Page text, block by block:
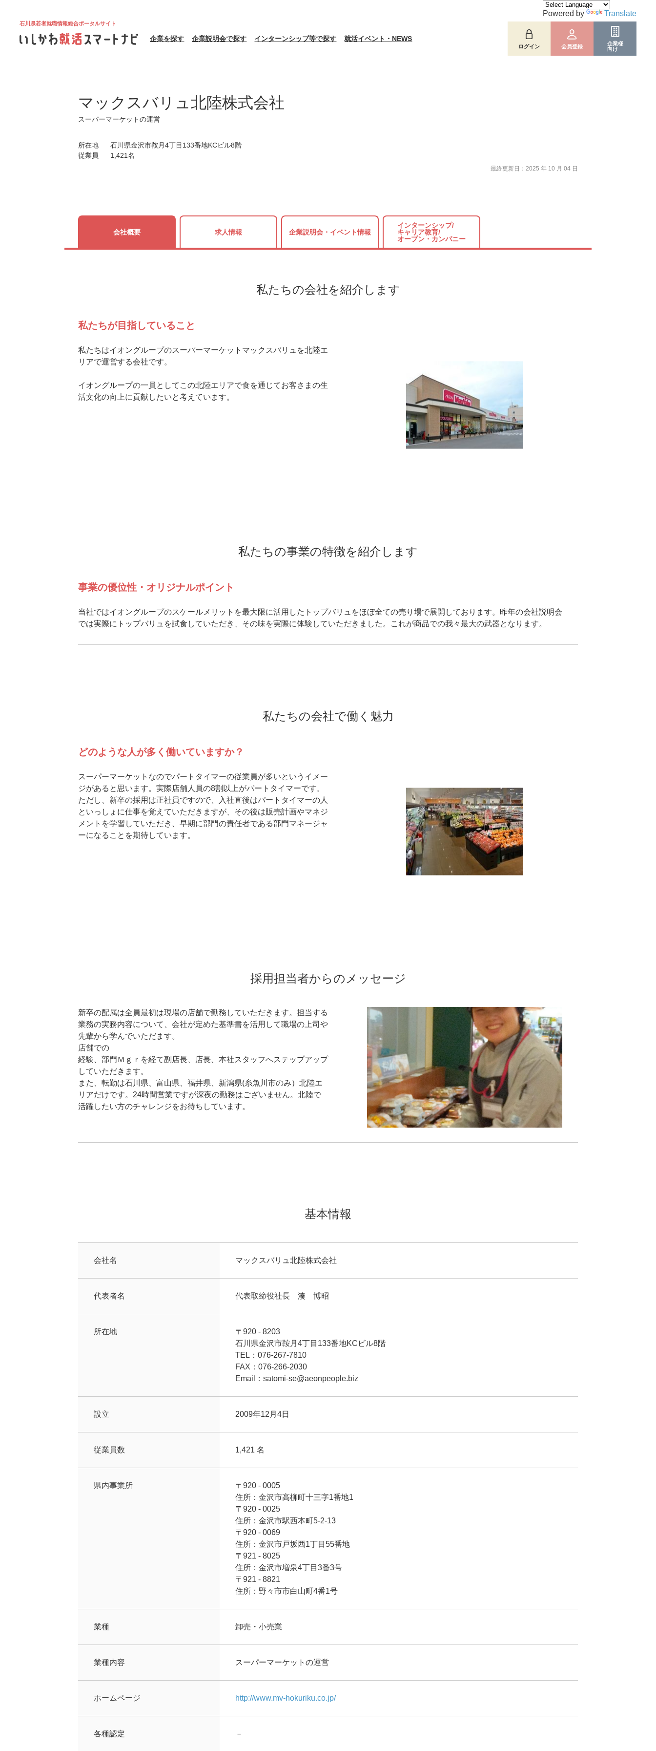
石川県若者就職情報総合ポータルサイト
企業を探す 企業説明会で探す インターンシップ等で探す 就活イベント・NEWS
ログイン 会員登録
企業様
向け
Powered by Translate
マックスバリュ北陸株式会社
スーパーマーケットの運営
所在地
石川県金沢市鞍月4丁目133番地KCビル8階
従業員
1,421名
最終更新日：2025 年 10 月 04 日
会社概要 求人情報 企業説明会・ イベント情報
インターンシップ/
キャリア教育/
オープン・カンパニー
私たちの会社を紹介します
私たちが目指していること
私たちはイオングループのスーパーマーケットマックスバリュを北陸エ
リアで運営する会社です。
イオングループの一員としてこの北陸エリアで食を通じてお客さまの生
活文化の向上に貢献したいと考えています。
私たちの事業の特徴を紹介します
事業の優位性・オリジナルポイント
当社ではイオングループのスケールメリットを最大限に活用したトップバリュをほぼ全ての売り場で展開しております。昨年の会社説明会
では実際にトップバリュを試食していただき、その味を実際に体験していただきました。これが商品での我々最大の武器となります。
私たちの会社で働く魅力
どのような人が多く働いていますか？
スーパーマーケットなのでパートタイマーの従業員が多いというイメー
ジがあると思います。実際店舗人員の8割以上がパートタイマーです。
ただし、新卒の採用は正社員ですので、入社直後はパートタイマーの人
といっしょに仕事を覚えていただきますが、その後は販売計画やマネジ
メントを学習していただき、早期に部門の責任者である部門マネージャ
ーになることを期待しています。
採用担当者からのメッセージ
新卒の配属は全員最初は現場の店舗で勤務していただきます。担当する
業務の実務内容について、会社が定めた基準書を活用して職場の上司や
先輩から学んでいただます。
店舗での
経験、部門Ｍｇｒを経て副店長、店長、本社スタッフへステップアップ
していただきます。
また、転勤は石川県、富山県、福井県、新潟県(糸魚川市のみ）北陸エ
リアだけです。24時間営業ですが深夜の勤務はございません。北陸で
活躍したい方のチャレンジをお待ちしています。
基本情報
会社名 マックスバリュ北陸株式会社
代表者名 代表取締役社長 湊 博昭
所在地
〒920 - 8203
石川県金沢市鞍月4丁目133番地KCビル8階
TEL：076-267-7810
FAX：076-266-2030
Email：satomi-se@aeonpeople.biz
設立 2009年12月4日
従業員数 1,421 名
県内事業所
〒920 - 0005
住所：金沢市高柳町十三字1番地1
〒920 - 0025
住所：金沢市駅西本町5-2-13
〒920 - 0069
住所：金沢市戸坂西1丁目55番地
〒921 - 8025
住所：金沢市増泉4丁目3番3号
〒921 - 8821
住所：野々市市白山町4番1号
業種 卸売・小売業
業種内容 スーパーマーケットの運営
ホームページ http://www.mv-hokuriku.co.jp/
各種認定 －